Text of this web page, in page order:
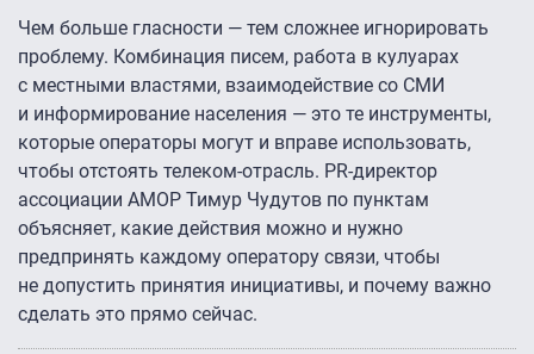
Чем больше гласности — тем сложнее игнорировать
проблему. Комбинация писем, работа в кулуарах
с местными властями, взаимодействие со СМИ
и информирование населения — это те инструменты,
которые операторы могут и вправе использовать,
чтобы отстоять телеком-отрасль. PR-директор
ассоциации АМОР Тимур Чудутов по пунктам
объясняет, какие действия можно и нужно
предпринять каждому оператору связи, чтобы
не допустить принятия инициативы, и почему важно
сделать это прямо сейчас.